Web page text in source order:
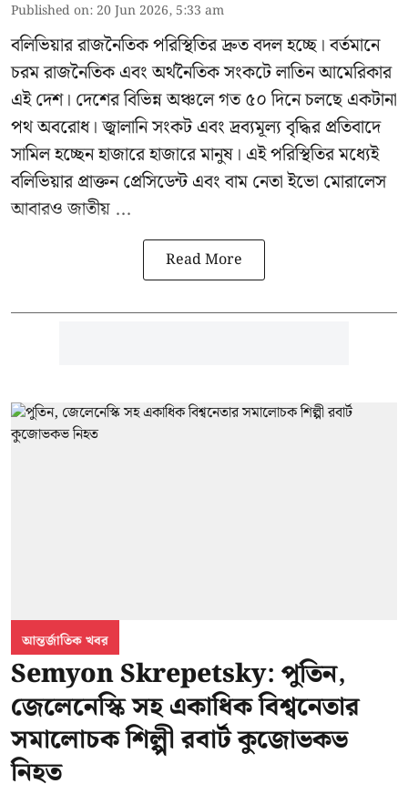
Published on: 20 Jun 2026, 5:33 am
বলিভিয়ার রাজনৈতিক পরিস্থিতির দ্রুত বদল হচ্ছে। বর্তমানে
চরম রাজনৈতিক এবং অর্থনৈতিক সংকটে লাতিন আমেরিকার
এই দেশ। দেশের বিভিন্ন অঞ্চলে গত ৫০ দিনে চলছে একটানা
পথ অবরোধ। জ্বালানি সংকট এবং দ্রব্যমূল্য বৃদ্ধির প্রতিবাদে
সামিল হচ্ছেন হাজারে হাজারে মানুষ। এই পরিস্থিতির মধ্যেই
বলিভিয়ার প্রাক্তন প্রেসিডেন্ট এবং বাম নেতাইভো মোরালেস
আবারও জাতীয় ...
Read More
আন্তর্জাতিক খবর
Semyon Skrepetsky: পুতিন,
জেলেনেস্কি সহ একাধিক বিশ্বনেতার
সমালোচক শিল্পী রবার্ট কুজোভকভ
নিহত